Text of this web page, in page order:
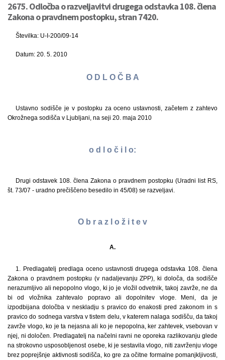
2675. Odločba o razveljavitvi drugega odstavka 108. člena
Zakona o pravdnem postopku, stran 7420.
Številka: U-I-200/09-14
Datum: 20. 5. 2010
O D L O Č B A
Ustavno sodišče je v postopku za oceno ustavnosti, začetem z zahtevo
Okrožnega sodišča v Ljubljani, na seji 20. maja 2010
o d l o č i l o:
Drugi odstavek 108. člena Zakona o pravdnem postopku (Uradni list RS,
št. 73/07 - uradno prečiščeno besedilo in 45/08) se razveljavi.
O b r a z l o ž i t e v
A.
1. Predlagatelj predlaga oceno ustavnosti drugega odstavka 108. člena
Zakona o pravdnem postopku (v nadaljevanju ZPP), ki določa, da sodišče
nerazumljivo ali nepopolno vlogo, ki jo je vložil odvetnik, takoj zavrže, ne da
bi od vložnika zahtevalo popravo ali dopolnitev vloge. Meni, da je
izpodbijana določba v neskladju s pravico do enakosti pred zakonom in s
pravico do sodnega varstva v tistem delu, v katerem nalaga sodišču, da takoj
zavrže vlogo, ko je ta nejasna ali ko je nepopolna, ker zahtevek, vsebovan v
njej, ni določen. Predlagatelj na načelni ravni ne oporeka razlikovanju glede
na strokovno usposobljenost osebe, ki je sestavila vlogo, niti zavrženju vloge
brez poprejšnje aktivnosti sodišča, ko gre za očitne formalne pomanjkljivosti,